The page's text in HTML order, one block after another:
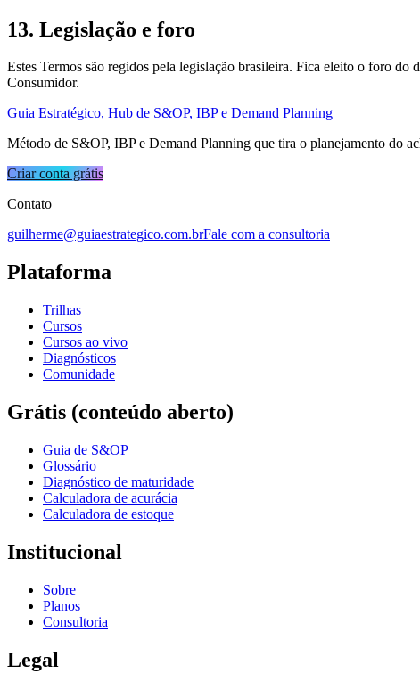
13. Legislação e foro
Estes Termos são regidos pela legislação brasileira. Fica eleito o foro
Consumidor.
Guia Estratégico, Hub de S&OP, IBP e Demand Planning
Método de S&OP, IBP e Demand Planning que tira o planejamento do
Criar conta grátis
Contato
guilherme@guiaestrategico.com.brFale com a consultoria
Plataforma
Trilhas
Cursos
Cursos ao vivo
Diagnósticos
Comunidade
Grátis (conteúdo aberto)
Guia de S&OP
Glossário
Diagnóstico de maturidade
Calculadora de acurácia
Calculadora de estoque
Institucional
Sobre
Planos
Consultoria
Legal